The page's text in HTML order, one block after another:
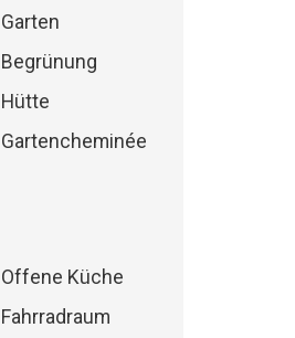
Garten
Begrünung
Hütte
Gartencheminée
Offene Küche
Fahrradraum